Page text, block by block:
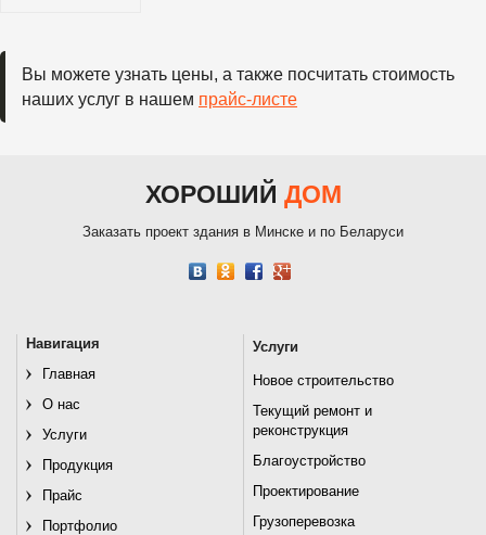
Вы можете узнать цены, а также посчитать стоимость
наших услуг в нашем прайс-листе
ХОРОШИЙ ДОМ
Заказать проект здания в Минске и по Беларуси
Навигация
Главная
О нас
Услуги
Продукция
Прайс
Портфолио
Услуги
Новое строительство
Текущий ремонт и
реконструкция
Благоустройство
Проектирование
Грузоперевозка